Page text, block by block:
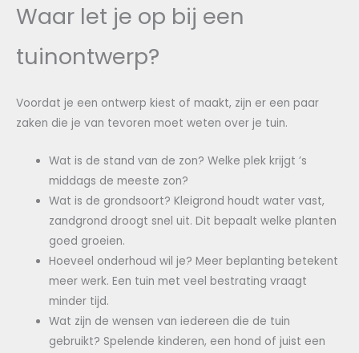
Waar let je op bij een
tuinontwerp?
Voordat je een ontwerp kiest of maakt, zijn er een paar
zaken die je van tevoren moet weten over je tuin.
Wat is de stand van de zon? Welke plek krijgt ’s
middags de meeste zon?
Wat is de grondsoort? Kleigrond houdt water vast,
zandgrond droogt snel uit. Dit bepaalt welke planten
goed groeien.
Hoeveel onderhoud wil je? Meer beplanting betekent
meer werk. Een tuin met veel bestrating vraagt
minder tijd.
Wat zijn de wensen van iedereen die de tuin
gebruikt? Spelende kinderen, een hond of juist een